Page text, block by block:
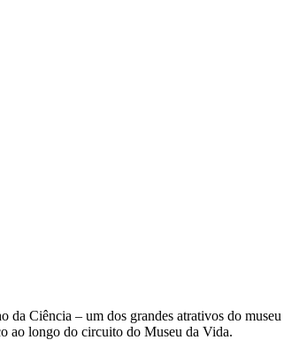
Ciência – um dos grandes atrativos do
ao longo do circuito do Museu da Vida.